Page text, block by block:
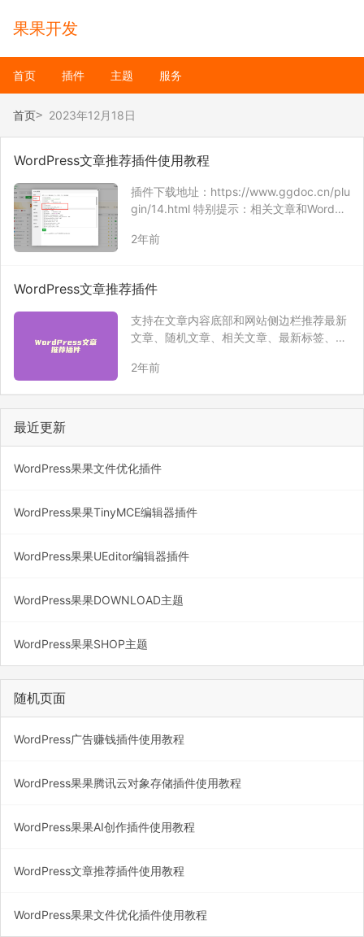
果果开发
首页 插件 主题 服务
首页 2023年12月18日
WordPress文章推荐插件使用教程
插件下载地址：https://www.ggdoc.cn/plu
gin/14.html 特别提示：相关文章和WordPr
有标签也可以使用。 启用全文索引搜索 启
2年前
WordPress文章推荐插件
支持在文章内容底部和网站侧边栏推荐最新
文章、随机文章、相关文章、最新标签、随
2年前
最近更新
WordPress果果文件优化插件
WordPress果果TinyMCE编辑器插件
WordPress果果UEditor编辑器插件
WordPress果果DOWNLOAD主题
WordPress果果SHOP主题
随机页面
WordPress广告赚钱插件使用教程
WordPress果果腾讯云对象存储插件使用教程
WordPress果果AI创作插件使用教程
WordPress文章推荐插件使用教程
WordPress果果文件优化插件使用教程